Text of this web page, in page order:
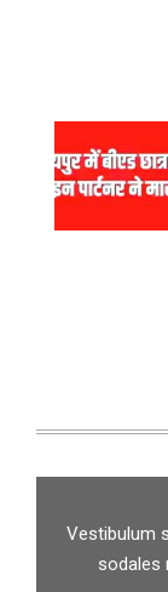
Vestibulum
sodales